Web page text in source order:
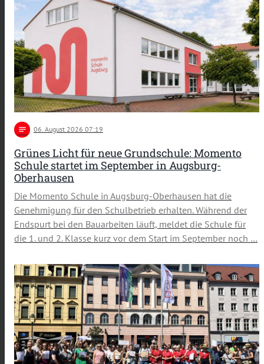
notes 06. August 2026 07:19
Grünes Licht für neue Grundschule: Momento
Schule startet im September in Augsburg-
Oberhausen
Die Momento Schule in Augsburg-Oberhausen hat die
Genehmigung für den Schulbetrieb erhalten. Während der
Endspurt bei den Bauarbeiten läuft, meldet die Schule für
die 1. und 2. Klasse kurz vor dem Start im September noch …